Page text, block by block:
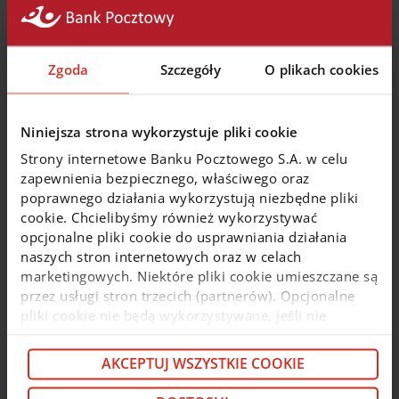
Zgoda Szczegóły O plikach cookies
Niniejsza strona wykorzystuje pliki cookie
Strony internetowe Banku Pocztowego S.A. w celu
zapewnienia bezpiecznego, właściwego oraz
poprawnego działania wykorzystują niezbędne pliki
cookie. Chcielibyśmy również wykorzystywać
opcjonalne pliki cookie do usprawniania działania
naszych stron internetowych oraz w celach
marketingowych. Niektóre pliki cookie umieszczane są
przez usługi stron trzecich (partnerów). Opcjonalne
pliki cookie nie będą wykorzystywane, jeśli nie
cookie i partnerach znajdziesz w kolejnych zakładkach
niniejszego komunikatu oraz wPolityce cookie. Jeśli
nie chcesz wyrażać zgody na cookie opcjonalne, kliknij
AKCEPTUJ WSZYSTKIE COOKIE
Jak wykonać przelew Split payment
Pocztowy24 (online.pocztowy.pl) lub aplikacji
Jak przyjąć przelew (wystawioną fakturę) w
Mechanizmie Podzielonej Płatności?
Jak opłacić fakturę?
Jak wykonać przelew w Pocztowy24
(biznes.pocztowy.pl) dla Klientów korporacyjnych?
Masz pytania? My mamy odpowiedzi